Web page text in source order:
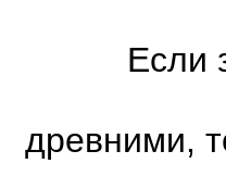
Если
древними,